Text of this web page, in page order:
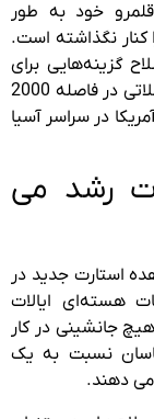
خود به طور
کنار نگذاشته است.
گزینه‌هایی برای
تصرف جزیره با زور وحشیانه است، از جمله حملاتی در فاصله 2000
در سراسر آسیا
رشد می
استارت جدید در
هسته‌ای ایالات
جانشینی در کار
نسبت به یک
دهند.